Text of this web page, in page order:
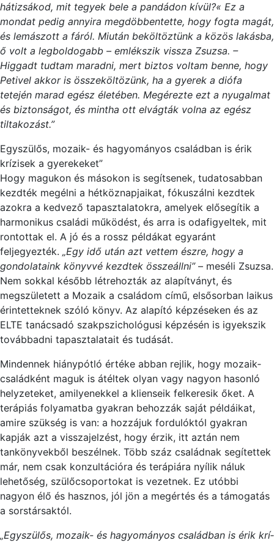
hátizsákod, mit tegyek bele a pandádon kívül?« Ez a
mondat pedig annyira megdöbbentette, hogy fogta magát,
és lemászott a fáról. Miután beköltöztünk a közös lakásba,
ő volt a legboldogabb – emlékszik vissza Zsuzsa. –
Higgadt tudtam maradni, mert biztos voltam benne, hogy
Petivel akkor is összeköltözünk, ha a gyerek a diófa
tetején marad egész életében. Megérezte ezt a nyugalmat
és biztonságot, és mintha ott elvágták volna az egész
tiltakozást.”
Egyszülős, mozaik- és hagyományos családban is érik
krízisek a gyerekeket”
Hogy magukon és másokon is segítsenek, tudatosabban
kezdték megélni a hétköznapjaikat, fókuszálni kezdtek
azokra a kedvező tapasztalatokra, amelyek elősegítik a
harmonikus családi működést, és arra is odafigyeltek, mit
rontottak el. A jó és a rossz példákat egyaránt
feljegyezték. „Egy idő után azt vettem észre, hogy a
gondolataink könyvvé kezdtek összeállni”– meséli Zsuzsa.
Nem sokkal később létrehozták az alapítványt, és
megszületett a Mozaik a családom című, elsősorban laikus
érintetteknek szóló könyv. Az alapító képzéseken és az
ELTE tanácsadó szakpszichológusi képzésén is igyekszik
továbbadni tapasztalatait és tudását.
Mindennek hiánypótló értéke abban rejlik, hogy mozaik­
családként maguk is átéltek olyan vagy nagyon hasonló
helyzeteket, amilyenekkel a klienseik felkeresik őket. A
terápiás folyamatba gyakran behozzák saját példáikat,
amire szükség is van: a hozzájuk fordulóktól gyakran
kapják azt a visszajelzést, hogy érzik, itt aztán nem
tankönyvekből beszélnek. Több száz családnak segítettek
már, nem csak konzultációra és terápiára nyílik náluk
lehetőség, szülő­csoportokat is vezetnek. Ez utóbbi
nagyon élő és hasznos, jól jön a megértés és a támogatás
a sorstársaktól.
„Egyszülős, mozaik- és hagyományos családban is érik krí­